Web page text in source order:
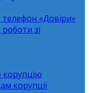
телефон «Довіри»
зі
корупцію
корупції